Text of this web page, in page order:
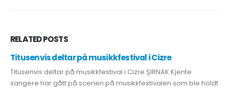
RELATEDPOSTS
Titusenvis deltar på musikkfestival i Cizre
Titusenvis deltar på musikkfestival i Cizre ŞIRNAK Kjente
sangere har gått på scenen på musikkfestivalen som ble holdt